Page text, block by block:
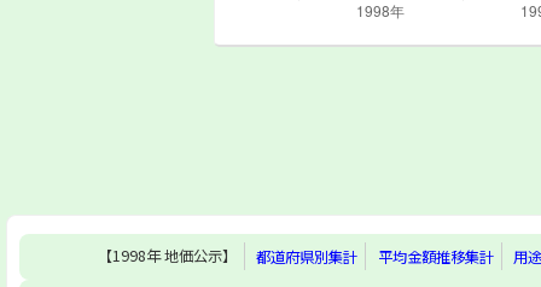
【1998年 地価公示】 都道府県別集計 平均金額推移集計 用